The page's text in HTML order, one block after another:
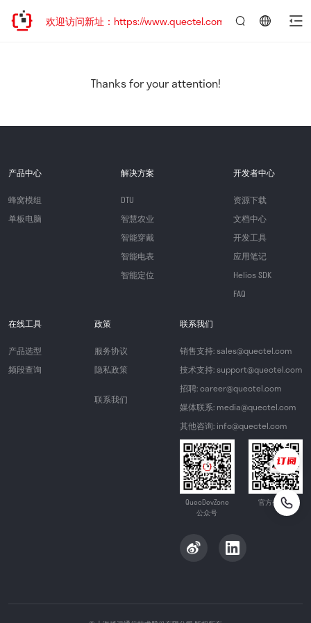
已迁移，欢迎访问新址：https://www.quectel.com.cn
Thanks for your attention!
产品中心
蜂窝模组
单板电脑
解决方案
DTU
智慧农业
智能穿戴
智能电表
智能定位
开发者中心
资源下载
文档中心
开发工具
应用笔记
Helios SDK
FAQ
在线工具
产品选型
频段查询
政策
服务协议
隐私政策
联系我们
联系我们
销售支持: sales@quectel.com
技术支持: support@quectel.com
招聘: career@quectel.com
媒体联系: media@quectel.com
其他咨询: info@quectel.com
QuecDevZone
公众号
官方公众号